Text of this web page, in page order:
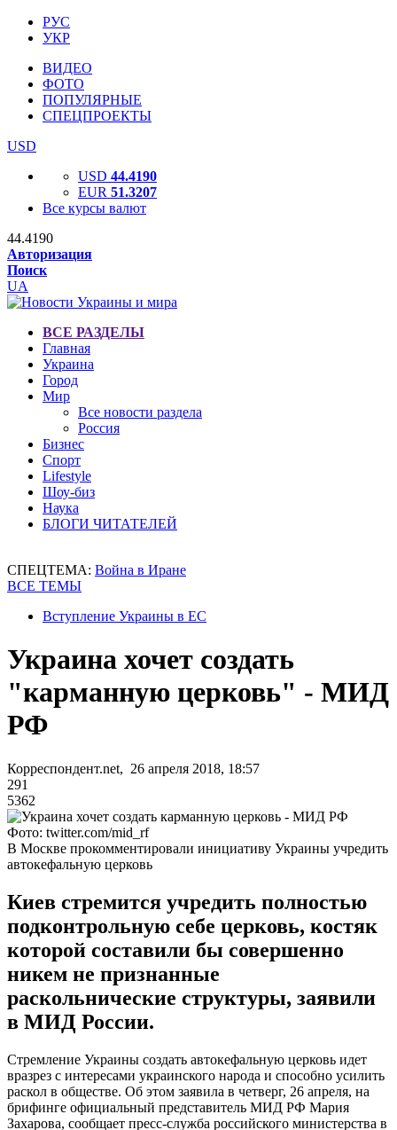
РУС
УКР
ВИДЕО
ФОТО
ПОПУЛЯРНЫЕ
СПЕЦПРОЕКТЫ
USD
USD 44.4190
EUR 51.3207
Все курсы валют
44.4190
Авторизация
Поиск
UA
ВСЕ РАЗДЕЛЫ
Главная
Украина
Город
Мир
Все новости раздела
Россия
Бизнес
Спорт
Lifestyle
Шоу-биз
Наука
БЛОГИ ЧИТАТЕЛЕЙ
СПЕЦТЕМА: Война в Иране
ВСЕ ТЕМЫ
Вступление Украины в ЕС
Украина хочет создать
"карманную церковь" - МИД
РФ
Корреспондент.net, 26 апреля 2018, 18:57
291
5362
Фото: twitter.com/mid_rf
В Москве прокомментировали инициативу Украины учредить
автокефальную церковь
Киев стремится учредить полностью
подконтрольную себе церковь, костяк
которой составили бы совершенно
никем не признанные
раскольнические структуры, заявили
в МИД России.
Стремление Украины создать автокефальную церковь идет
вразрез с интересами украинского народа и способно усилить
раскол в обществе. Об этом заявила в четверг, 26 апреля, на
брифинге официальный представитель МИД РФ Мария
Захарова, сообщает пресс-служба российского министерства в